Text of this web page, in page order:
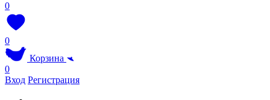
0
0
Корзина
0
Вход Регистрация